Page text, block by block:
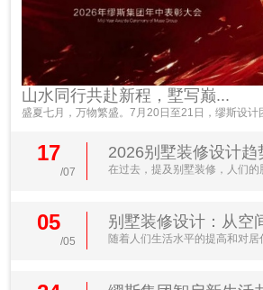
山水同行共赴新程，墅写巅...
盛夏七月，万物繁盛。7月20日至21日，缪斯设计
17
/07
2026别墅装修设计趋
在过去，提及别墅装修，人们的
05
/05
别墅装修设计：从空
随着人们生活水平的提高和对居